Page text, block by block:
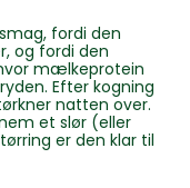
fordi den
og fordi den
mælkeprotein
Efter kogning
natten over.
et slør (eller
er den klar til